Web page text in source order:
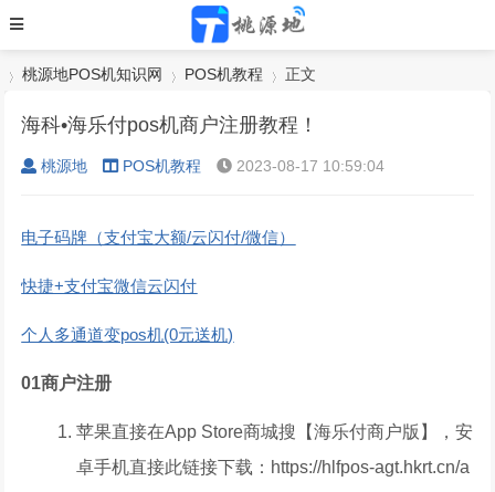
桃源地POS机知识网
›
POS机教程
›
正文
海科•海乐付pos机商户注册教程！
桃源地 POS机教程 2023-08-17 10:59:04
电子码牌（支付宝大额/云闪付/微信）
快捷+支付宝微信云闪付
个人多通道变pos机(0元送机)
01商户注册
苹果直接在App Store商城搜【海乐付商户版】，安
卓手机直接此链接下载：https://hlfpos-agt.hkrt.cn/a